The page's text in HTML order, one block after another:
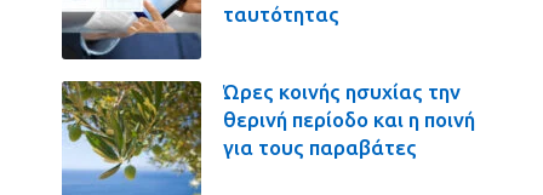
ταυτότητας
Ώρες κοινής ησυχίας την
θερινή περίοδο και η ποινή
για τους παραβάτες